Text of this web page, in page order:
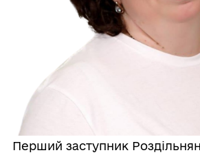
Перший заступник